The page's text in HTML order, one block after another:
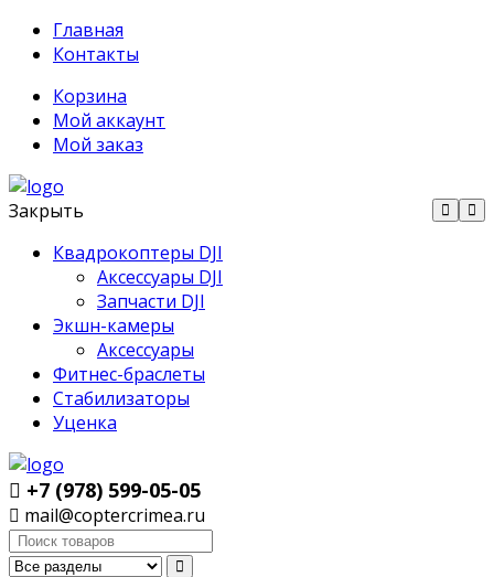
Главная
Контакты
Корзина
Мой аккаунт
Мой заказ
Закрыть
Квадрокоптеры DJI
Аксессуары DJI
Запчасти DJI
Экшн-камеры
Аксессуары
Фитнес-браслеты
Стабилизаторы
Уценка
+7 (978) 599-05-05
mail@coptercrimea.ru
Поиск: